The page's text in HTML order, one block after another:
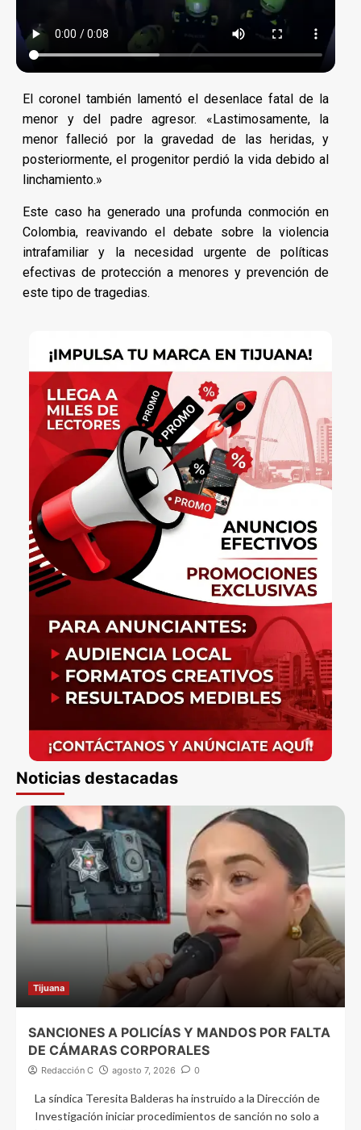
El coronel también lamentó el desenlace fatal de la
menor y del padre agresor. «Lastimosamente, la
menor falleció por la gravedad de las heridas, y
posteriormente, el progenitor perdió la vida debido al
linchamiento.»
Este caso ha generado una profunda conmoción en
Colombia, reavivando el debate sobre la violencia
intrafamiliar y la necesidad urgente de políticas
efectivas de protección a menores y prevención de
este tipo de tragedias.
Noticias destacadas
Tijuana
SANCIONES A POLICÍAS Y MANDOS POR FALTA
DE CÁMARAS CORPORALES
Redacción C agosto 7, 2026 0
La síndica Teresita Balderas ha instruido a la Dirección de
Investigación iniciar procedimientos de sanción no solo a